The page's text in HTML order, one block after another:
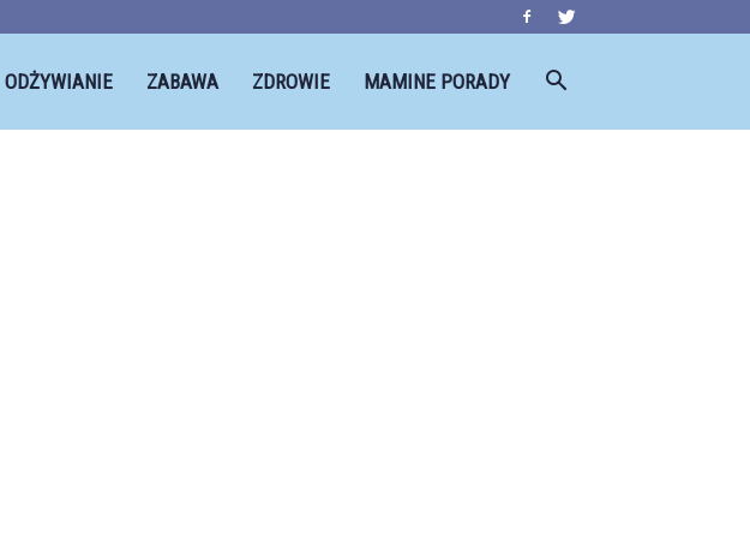
ODŻYWIANIE ZABAWA ZDROWIE MAMINE PORADY